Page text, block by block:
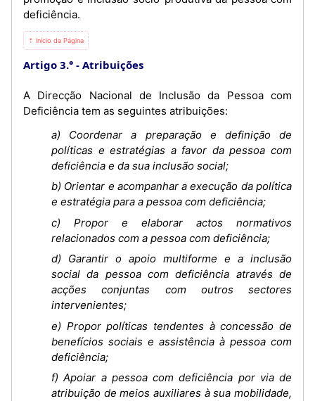
deficiência.
⇡ Início da Página
Artigo 3.° Atribuições
A Direcção Nacional de Inclusão da Pessoa com
Deficiência tem as seguintes atribuições:
a) Coordenar a preparação e definição de
políticas e estratégias a favor da pessoa com
deficiência e da sua inclusão social;
b) Orientar e acompanhar a execução da política
e estratégia para a pessoa com deficiência;
c) Propor e elaborar actos normativos
relacionados com a pessoa com deficiência;
d) Garantir o apoio multiforme e a inclusão
social da pessoa com deficiência através de
acções conjuntas com outros sectores
intervenientes;
e) Propor políticas tendentes à concessão de
benefícios sociais e assistência à pessoa com
deficiência;
f) Apoiar a pessoa com deficiência por via de
atribuição de meios auxiliares à sua mobilidade,